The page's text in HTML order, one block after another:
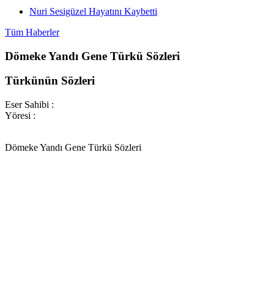
Nuri Sesigüzel Hayatını Kaybetti
Tüm Haberler
Dömeke Yandı Gene Türkü Sözleri
Türkünün Sözleri
Eser Sahibi :
Yöresi :
Dömeke Yandı Gene Türkü Sözleri